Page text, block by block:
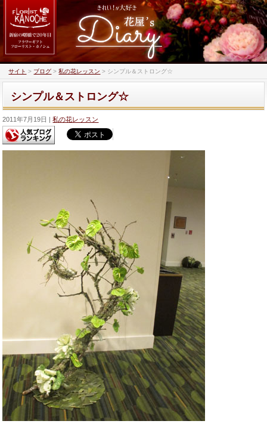
サイト > ブログ >私の花レッスン > シンプル＆ストロング☆
シンプル＆ストロング☆
2011年7月19日 私の花レッスン